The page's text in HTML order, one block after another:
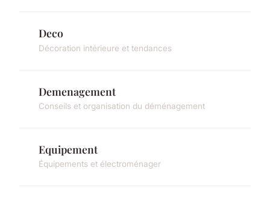
Deco
Décoration intérieure et tendances
Demenagement
Conseils et organisation du déménagement
Equipement
Équipements et électroménager